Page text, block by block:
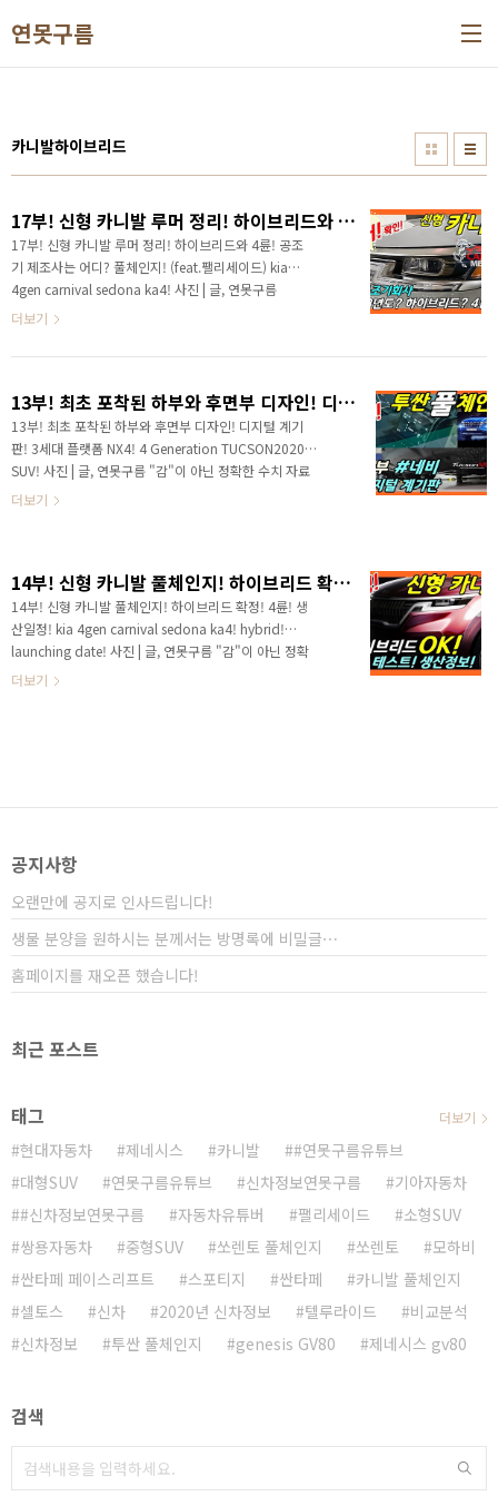
연못구름
카니발하이브리드
17부! 신형 카니발 루머 정리! 하이브리드와 4륜! 공조기 제조사는 어디? 풀체인지! (feat.팰리세이드) kia 4gen carnival sedona ka4!
17부! 신형 카니발 루머 정리! 하이브리드와 4륜! 공조
기 제조사는 어디? 풀체인지! (feat.팰리세이드) kia
4gen carnival sedona ka4! 사진 | 글, 연못구름
"감"이 아닌 정확한 수치 자료를 통해서 비교 분석 자료
세부적인 소식을 파악할 수 있습니다. 안녕하세요? 연못
니발이 공개가 되었습니다. 디자인이 완전히 공개가 되
면서, 역시 기아차라는 반응을 볼 수 있는데, "기아 is 디
자인"을 이어가게 될 것 같습니다. 개인적으로도 현대차
의 디자인 보다는 기아차의 디자인이 좀 더 마음에 드는
고 근육질의 상남자로 변신시킨 기아차..
더보기
13부! 최초 포착된 하부와 후면부 디자인! 디지털 계기판! 3세대 플랫폼 NX4! 4 Generation TUCSON2020 SUV!
13부! 최초 포착된 하부와 후면부 디자인! 디지털 계기
판! 3세대 플랫폼 NX4! 4 Generation TUCSON2020
SUV! 사진 | 글, 연못구름 "감"이 아닌 정확한 수치 자료
를 통해서 비교 분석 자료를 제시하는 연못구름입니다! #
신차여서 반가웠고, 아빠를 대표하는 미니밴이라서 반가
웠습니다. 또 한 가지 이유가 더 있는데, 카니발이 출시되
고, 한 달 정도 텀을 두고 투싼이 출시가 되기 때문입니다.
투싼의 출시도 100여 일 남았는데, 카운트다운에 들어섰
다고 할 수 있겠네요? 출시가 가까워지면서 국내 도로에
서 투싼 위장막 차량이..
더보기
14부! 신형 카니발 풀체인지! 하이브리드 확정! 4륜! 생산일정! kia 4gen carnival sedona ka4! hybrid! launching date!
14부! 신형 카니발 풀체인지! 하이브리드 확정! 4륜! 생
산일정! kia 4gen carnival sedona ka4! hybrid!
launching date! 사진 | 글, 연못구름 "감"이 아닌 정확
한 수치 자료를 통해서 비교 분석 자료를 제시하는 연못
면서, 미니밴에서 대형 SUV 가까운 디자인으로 출시가
는 당장 텔루라이드를 국내에 출..
더보기
공지사항
오랜만에 공지로 인사드립니다!
생물 분양을 원하시는 분께서는 방명록에 비밀글⋯
홈페이지를 재오픈 했습니다!
최근 포스트
태그
현대자동차 제네시스 카니발
#연못구름유튜브
대형SUV
연못구름유튜브 신차정보연못구름
기아자동차
#신차정보연못구름
자동차유튜버 팰리세이드
소형SUV
쌍용자동차
중형SUV 쏘렌토 풀체인지 쏘렌토
모하비
싼타페 페이스리프트
스포티지 싼타페
카니발 풀체인지
셀토스
신차 2020년 신차정보 텔루라이드
비교분석
신차정보
투싼 풀체인지 genesis GV80 제네시스 gv80
더보기
검색